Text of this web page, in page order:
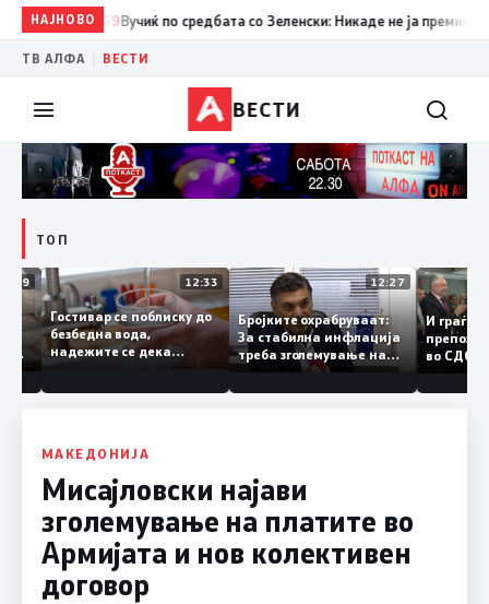
НАЈНОВО
12:59Вучиќ по средбата со Зеленски: Никаде не ја преминав
ТВ АЛФА ВЕСТИ
ВЕСТИ
ТОП
12:49 12:33
Гостивар се поблиску до
безбедна вода,
надежите се дека
12:27
Бројките охрабруваат:
За стабилна инфлација
треба зголемување на
домашното
И
во
добар
треба
МАКЕДОНИЈА
Мисајловски најави
зголемување на платите во
Армијата и нов колективен
договор